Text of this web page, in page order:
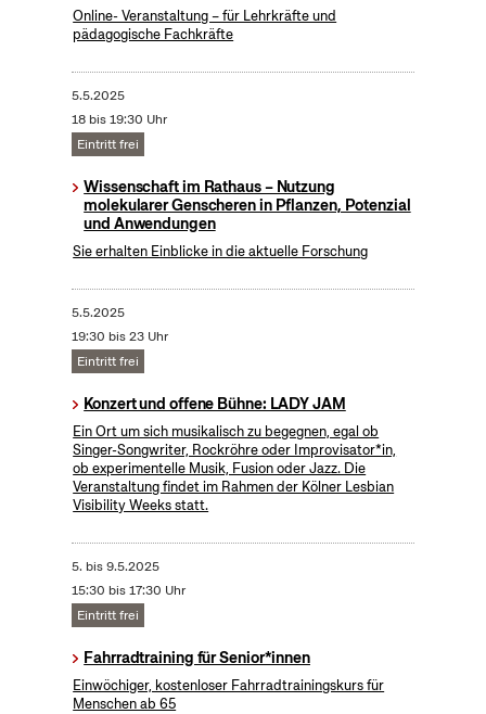
Online- Veranstaltung – für Lehrkräfte und
pädagogische Fachkräfte
5.5.2025
18 bis 19:30 Uhr
Eintritt frei
Wissenschaft im Rathaus – Nutzung
molekularer Genscheren in Pflanzen, Potenzial
und Anwendungen
Sie erhalten Einblicke in die aktuelle Forschung
5.5.2025
19:30 bis 23 Uhr
Eintritt frei
Konzert und offene Bühne: LADY JAM
Ein Ort um sich musikalisch zu begegnen, egal ob
Singer-Songwriter, Rockröhre oder Improvisator*in,
ob experimentelle Musik, Fusion oder Jazz. Die
Veranstaltung findet im Rahmen der Kölner Lesbian
Visibility Weeks statt.
5. bis9.5.2025
15:30 bis 17:30 Uhr
Eintritt frei
Fahrradtraining für Senior*innen
Einwöchiger, kostenloser Fahrradtrainingskurs für
Menschen ab 65